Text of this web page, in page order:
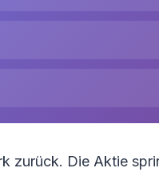
zurück. Die Aktie